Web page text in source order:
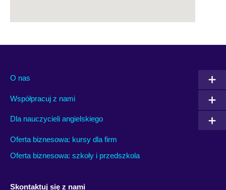
O nas
Współpracuj z nami
Dla nauczycieli angielskiego
Oferta biznesowa: kursy dla firm
Oferta biznesowa: szkoły i przedszkola
Skontaktuj się z nami